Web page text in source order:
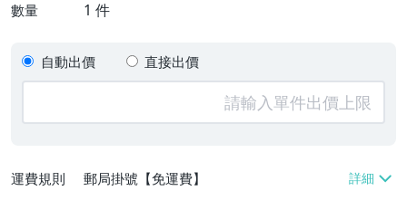
數量 1 件
自動出價 直接出價
運費規則
郵局掛號【免運費】